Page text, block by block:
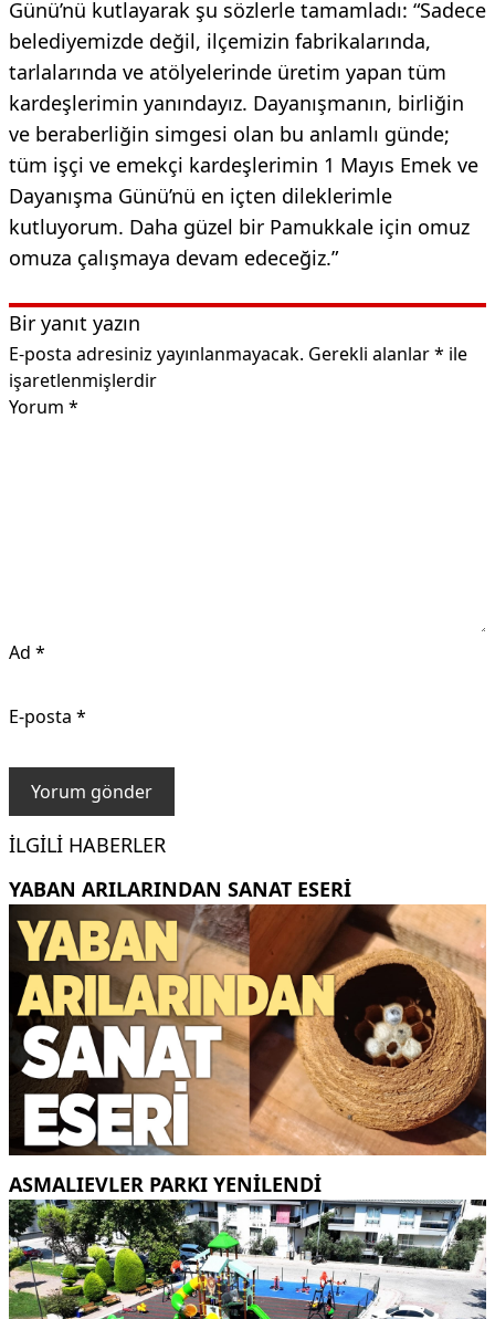
Günü’nü kutlayarak şu sözlerle tamamladı: “Sadece
belediyemizde değil, ilçemizin fabrikalarında,
tarlalarında ve atölyelerinde üretim yapan tüm
kardeşlerimin yanındayız. Dayanışmanın, birliğin
ve beraberliğin simgesi olan bu anlamlı günde;
tüm işçi ve emekçi kardeşlerimin 1 Mayıs Emek ve
Dayanışma Günü’nü en içten dileklerimle
kutluyorum. Daha güzel bir Pamukkale için omuz
omuza çalışmaya devam edeceğiz.”
Bir yanıt yazın
E-posta adresiniz yayınlanmayacak. Gerekli alanlar* ile
işaretlenmişlerdir
Yorum *
Ad *
E-posta *
İLGILI HABERLER
YABAN ARILARINDAN SANAT ESERI
ASMALIEVLER PARKI YENİLENDİ